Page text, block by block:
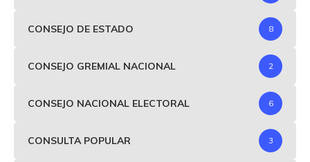
CONSEJO DE ESTADO 8
CONSEJO GREMIAL NACIONAL 2
CONSEJO NACIONAL ELECTORAL 6
CONSULTA POPULAR 3